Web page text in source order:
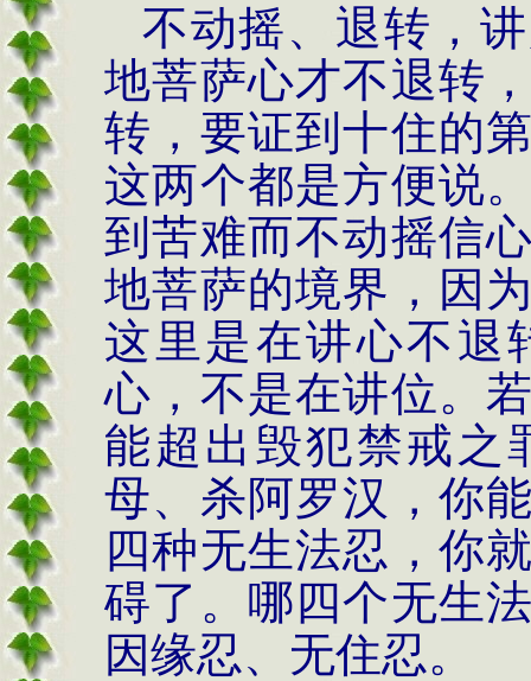
不动摇、退转，
地菩萨心才不退转
转，要证到十住的
这两个都是方便说
到苦难而不动摇信
地菩萨的境界，因
这里是在讲心不退
心，不是在讲位。
能超出毁犯禁戒之
母、杀阿罗汉，你
四种无生法忍，你
碍了。哪四个无生
因缘忍、无住忍。